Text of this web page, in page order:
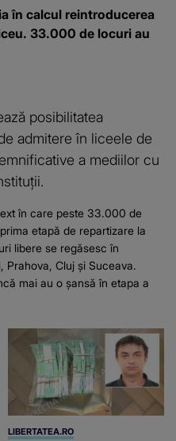
în calcul reintroducerea
33.000 de locuri au
posibilitatea
admitere în liceele de
a mediilor cu
în care peste 33.000 de
etapă de repartizare la
libere se regăsesc în
Prahova, Cluj și Suceava.
mai au o șansă în etapa a
LIBERTATEA.RO